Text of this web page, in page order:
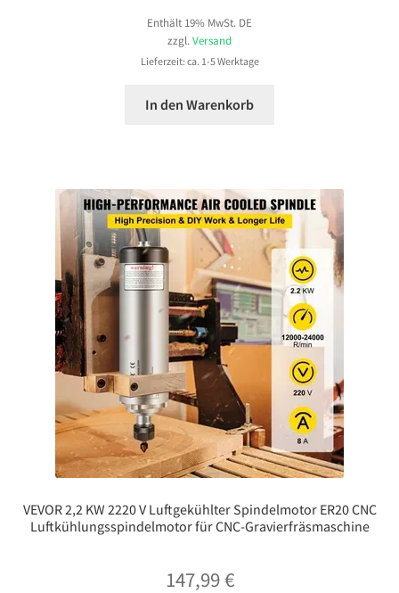
Enthält 19% MwSt. DE
zzgl.Versand
Lieferzeit: ca. 1-5 Werktage
In den Warenkorb
VEVOR 2,2 KW 2220 V Luftgekühlter Spindelmotor ER20 CNC
Luftkühlungsspindelmotor für CNC-Gravierfräsmaschine
147,99€